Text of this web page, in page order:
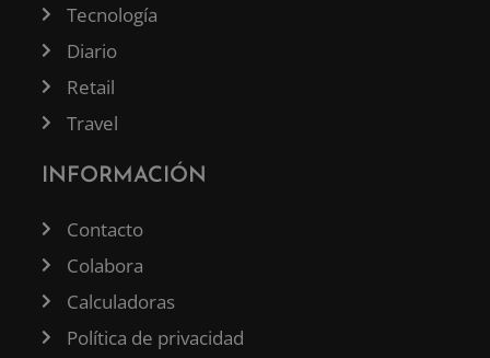
Tecnología
Diario
Retail
Travel
INFORMACIÓN
Contacto
Colabora
Calculadoras
Política de privacidad